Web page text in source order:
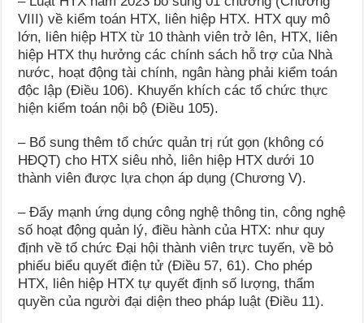
VIII) về kiểm toán HTX, liên hiệp HTX. HTX quy mô
lớn, liên hiệp HTX từ 10 thành viên trở lên, HTX, liên
hiệp HTX thụ hưởng các chính sách hỗ trợ của Nhà
nước, hoạt động tài chính, ngân hàng phải kiểm toán
độc lập (Điều 106). Khuyến khích các tổ chức thực
hiện kiểm toán nội bộ (Điều 105).
– Bổ sung thêm tổ chức quản trị rút gọn (không có
HĐQT) cho HTX siêu nhỏ, liên hiệp HTX dưới 10
thành viên được lựa chọn áp dụng (Chương V).
– Đẩy mạnh ứng dụng công nghệ thông tin, công nghệ
số hoạt động quản lý, điều hành của HTX: như quy
định về tổ chức Đại hội thành viên trực tuyến, về bỏ
phiếu biểu quyết điện tử (Điều 57, 61). Cho phép
HTX, liên hiệp HTX tự quyết định số lượng, thẩm
quyền của người đại diện theo pháp luật (Điều 11).